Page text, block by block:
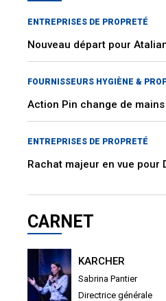
ENTREPRISES DE PROPRETÉ
Nouveau départ pour
FOURNISSEURS HYGIÈNE &
Action Pin change de mains
ENTREPRISES DE PROPRETÉ
Rachat majeur en vue pour
CARNET
KARCHER
Sabrina Pantier
Directrice générale